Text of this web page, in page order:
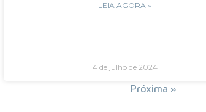
LEIA AGORA »
4 de julho de 2024
Próxima »